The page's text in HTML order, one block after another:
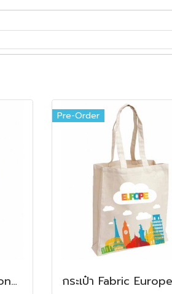
กระเป๋า Fabric I love London bag
Pre-Order
กระเป๋า Fabric